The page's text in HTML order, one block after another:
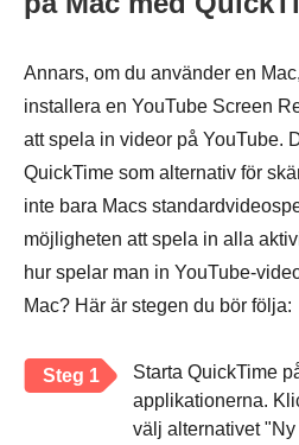
Annars, om du använder en
installera en YouTube Screen
att spela in videor på YouTube.
QuickTime som alternativ för
inte bara Macs
möjligheten att spela in alla
hur spelar man in YouTube-
Mac? Här är stegen du bör följa:
Steg 1
Starta QuickTime
applikationerna.
välj alternativet